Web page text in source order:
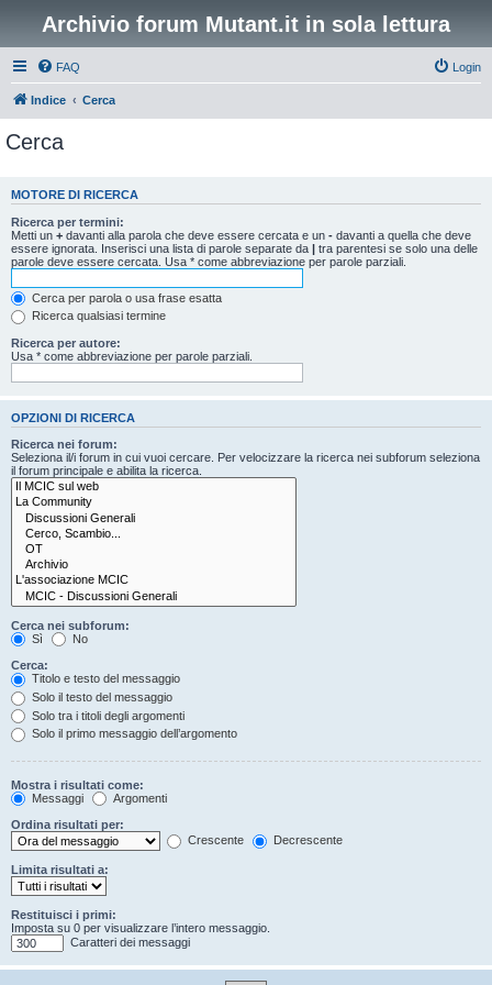
Archivio forum Mutant.it in sola lettura
FAQ Login
Indice Cerca
Cerca
MOTORE DI RICERCA
Ricerca per termini:
Metti un + davanti alla parola che deve essere cercata e un - davanti a quella che deve
essere ignorata. Inserisci una lista di parole separate da | tra parentesi se solo una delle
parole deve essere cercata. Usa * come abbreviazione per parole parziali.
Cerca per parola o usa frase esatta
Ricerca qualsiasi termine
Ricerca per autore:
Usa * come abbreviazione per parole parziali.
OPZIONI DI RICERCA
Ricerca nei forum:
Seleziona il/i forum in cui vuoi cercare. Per velocizzare la ricerca nei subforum seleziona
il forum principale e abilita la ricerca.
Cerca nei subforum:
Sì
No
Cerca:
Titolo e testo del messaggio
Solo il testo del messaggio
Solo tra i titoli degli argomenti
Solo il primo messaggio dell’argomento
Mostra i risultati come:
Messaggi
Argomenti
Ordina risultati per:
Crescente
Decrescente
Limita risultati a:
Restituisci i primi:
Imposta su 0 per visualizzare l’intero messaggio.
Caratteri dei messaggi